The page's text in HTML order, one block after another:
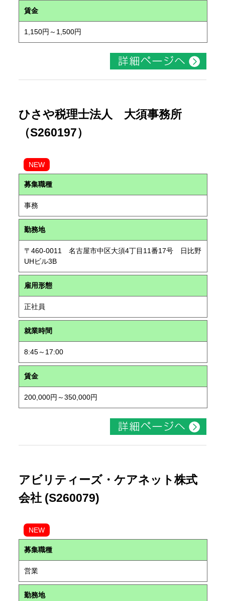
賃金
1,150円～1,500円
ひさや税理士法人 大須事務所
（S260197）
NEW
募集職種
事務
勤務地
〒460-0011 名古屋市中区大須4丁目11番17号 日比野
UHビル3B
雇用形態
正社員
就業時間
8:45～17:00
賃金
200,000円～350,000円
アビリティーズ・ケアネット株式
会社 (S260079)
NEW
募集職種
営業
勤務地